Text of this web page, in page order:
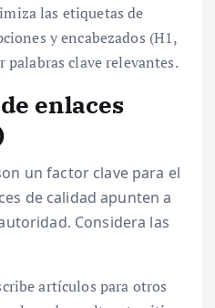
las etiquetas de
y encabezados (H1,
clave relevantes.
enlaces
un factor clave para el
de calidad apunten a
Considera las
artículos para otros